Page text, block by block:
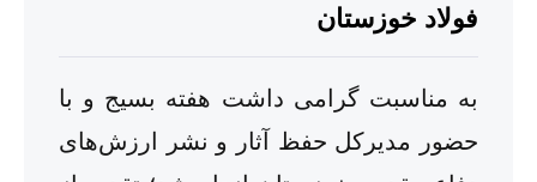
فولاد خوزستان
به مناسبت گرامی داشت هفته بسیج و با
حضور مدیرکل حفظ آثار و نشر ارزش‌های